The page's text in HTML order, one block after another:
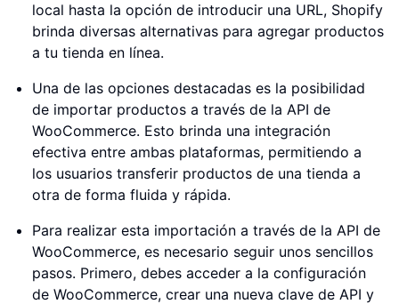
local hasta la opción de introducir una URL, Shopify
brinda diversas alternativas para agregar productos
a tu tienda en línea.
Una de las opciones destacadas es la posibilidad
de importar productos a través de la API de
WooCommerce. Esto brinda una integración
efectiva entre ambas plataformas, permitiendo a
los usuarios transferir productos de una tienda a
otra de forma fluida y rápida.
Para realizar esta importación a través de la API de
WooCommerce, es necesario seguir unos sencillos
pasos. Primero, debes acceder a la configuración
de WooCommerce, crear una nueva clave de API y